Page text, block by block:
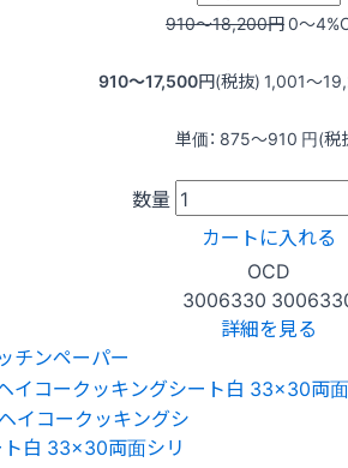
910〜18,200円0〜4
910〜17,500円(税抜) 1,001〜
単価： 875〜910 円(税
数量
カートに入れる
OCD
3006330
詳細を見る
チンペーパー